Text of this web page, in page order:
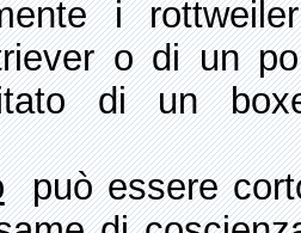
i
o di un
di un
può essere